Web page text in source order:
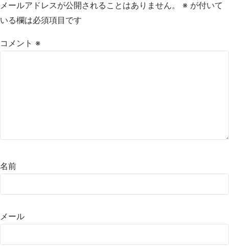
メールアドレスが公開されることはありません。 ※ が付いて
いる欄は必須項目です
コメント ※
名前
メール